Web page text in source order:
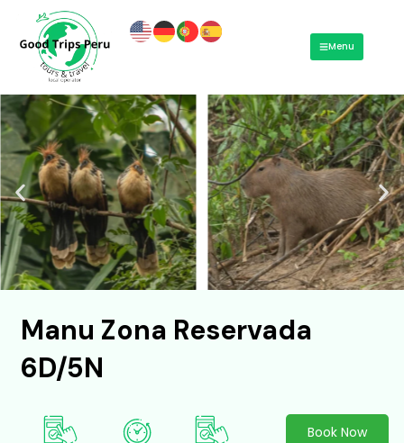
contenido
Menu
Manu Zona Reservada
6D/5N
Book Now